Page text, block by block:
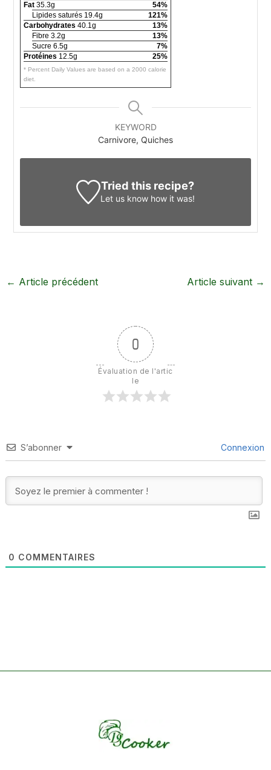
Fat35.3g
54%
Lipides saturés 19.4g
121%
Carbohydrates 40.1g
13%
Fibre 3.2g
13%
Sucre 6.5g
7%
Protéines 12.5g 25%
* Percent Daily Values are based on a 2000 calorie
diet.
KEYWORD
Carnivore, Quiches
Tried this recipe?
Let us know how it was!
← Article précédent Article suivant →
0
Évaluation de l'artic
le
S’abonner Connexion
0 COMMENTAIRES